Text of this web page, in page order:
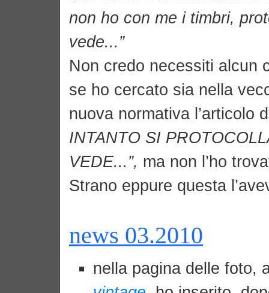
non ho con me i timbri,
vede...”
Non credo necessiti alcun
se ho cercato sia nella
nuova normativa l’articolo
INTANTO SI
VEDE...”, ma non l’ho
Strano eppure questa
news 03.2010
nella pagina delle foto,